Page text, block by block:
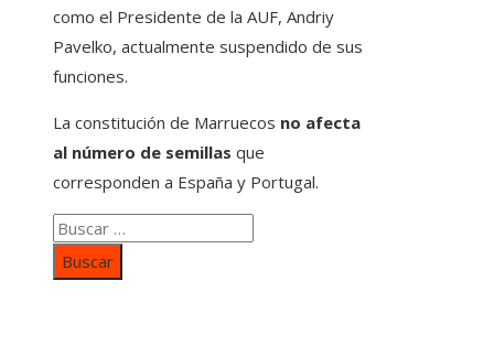
como el Presidente de la AUF, Andriy
Pavelko, actualmente suspendido de sus
funciones.
La constitución de Marruecos no afecta
al número de semillas que
corresponden a España y Portugal.
Buscar: